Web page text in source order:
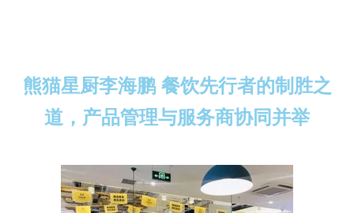
熊猫星厨李海鹏 餐饮先行者的制胜之
道，产品管理与服务商协同并举